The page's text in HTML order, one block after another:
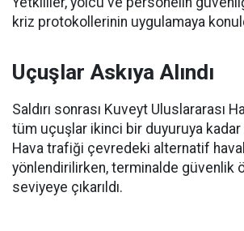
kriz protokollerinin uygulamaya
Uçuşlar Askıya Alındı
Saldırı sonrası Kuveyt Uluslararası
tüm uçuşlar ikinci bir duyuruya
Hava trafiği çevredeki alternatif
yönlendirilirken, terminalde güvenlik
seviyeye çıkarıldı.